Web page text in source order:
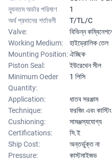
ন্যূনতম অর্ডার পরিমাণ
1
অর্থ প্রদানের শর্তাবলী
T/TL/C
Valve:
বিভিন্ন
Working Medium:
হাইড্রোলিক তেল
Mounting Position:ঐচ্ছিক
Piston Seal:
ইউরেথেন সীল
Minimum Oeder
Quantity:
1 পিসি
Application:
ধাতব সরঞ্জাম
Technique:
ফরজিং এবং কাস্টিং
Cushioning:
সামঞ্জস্যযোগ্য
Certifications:
সি.ই
Ship Cost:
অন্তর্ভুক্ত না
Pressure:
কাস্টমাইজড